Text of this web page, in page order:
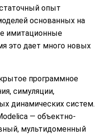
опыт
основанных на
имитационные
это дает много новых
программное
симуляции,
динамических систем.
— объектно-
мультидоменный